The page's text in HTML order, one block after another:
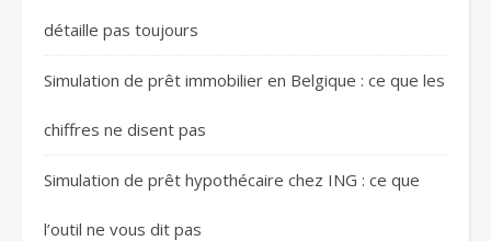
détaille pas toujours
Simulation de prêt immobilier en Belgique : ce que les
chiffres ne disent pas
Simulation de prêt hypothécaire chez ING : ce que
l’outil ne vous dit pas